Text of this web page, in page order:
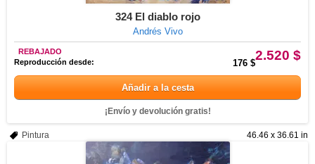
324 El diablo rojo
Andrés Vivo
2.520 $
REBAJADO
Reproducción desde:
176 $
Añadir a la cesta
¡Envío y devolución gratis!
46.46 x 36.61 in
Pintura